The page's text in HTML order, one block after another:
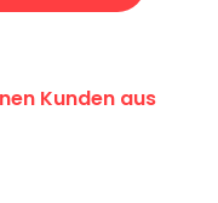
Kunden aus